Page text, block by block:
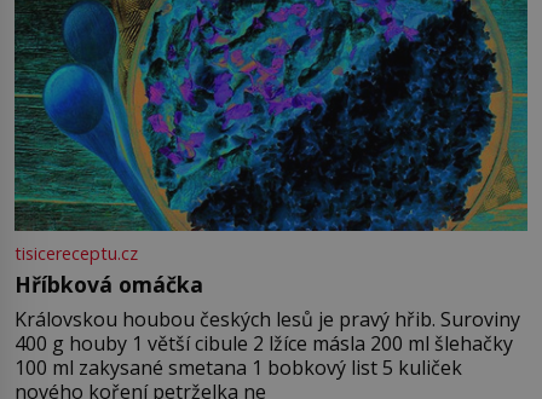
tisicereceptu.cz
Hříbková omáčka
Královskou houbou českých lesů je pravý hřib. Suroviny
400 g houby 1 větší cibule 2 lžíce másla 200 ml šlehačky
100 ml zakysané smetana 1 bobkový list 5 kuliček
nového koření petrželka ne